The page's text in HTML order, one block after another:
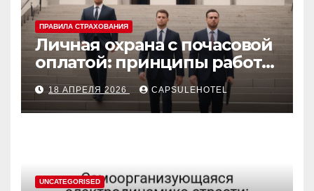
ПРАВИЛА СТРАХОВАНИЯ
Личная охрана с почасовой
оплатой: принципы работы
и правовые аспекты
18 АПРЕЛЯ 2026 CAPSULEHOTEL
UNCATEGORISED